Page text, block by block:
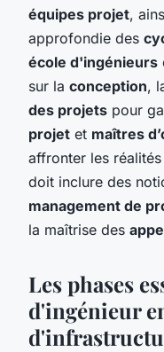
équipes projet,
approfondie des
école d'ingénieurs
sur la conception,
des projets pour
projet et maîtres
affronter les
doit inclure des
management de
la maîtrise des
Les phases
d'ingénieur